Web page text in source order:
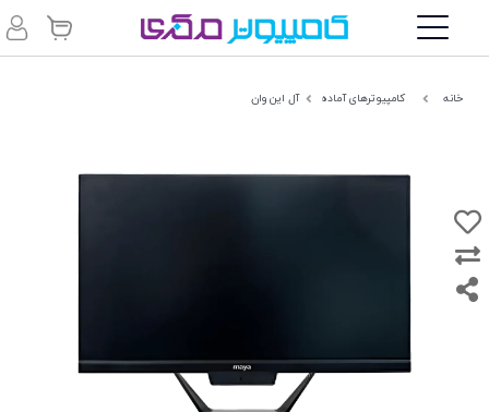
خانه کامپیوترهای آماده آل این وان